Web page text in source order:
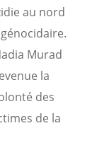
au nord
Murad
la
des
de la